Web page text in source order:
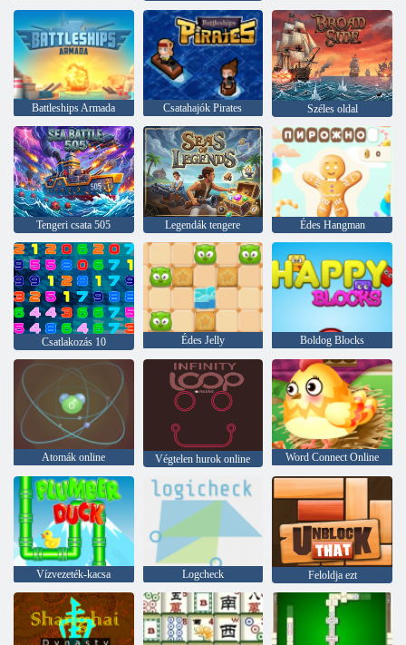
Battleships Armada Csatahajók Pirates Széles oldal
Tengeri csata 505 Legendák tengere Édes Hangman
Csatlakozás 10 Édes Jelly Boldog Blocks
Atomák online Végtelen hurok online Word Connect Online
Vízvezeték-kacsa Logcheck Feloldja ezt